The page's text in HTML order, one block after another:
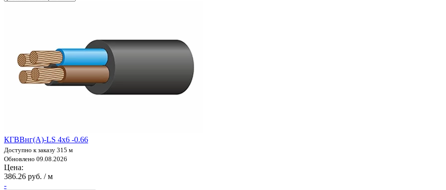
КГВВнг(А)-LS 4х6 -0.66
Доступно к заказу 315 м
Обновлено 09.08.2026
Цена:
386.26 руб. / м
-